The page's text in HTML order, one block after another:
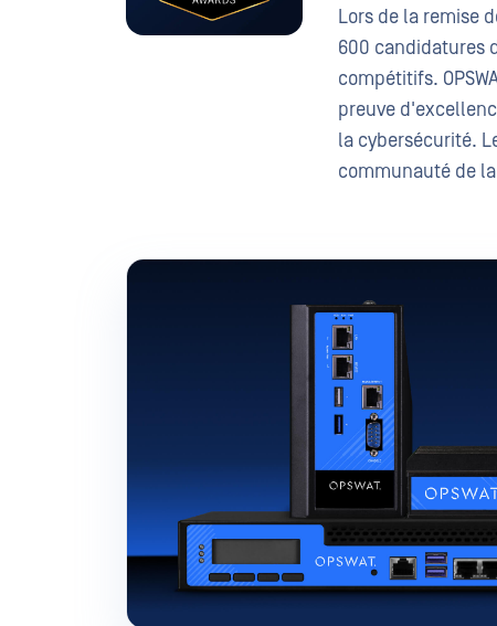
Lors de la remise
600 candidatures
compétitifs.
preuve
la cybersécurité.
communauté de